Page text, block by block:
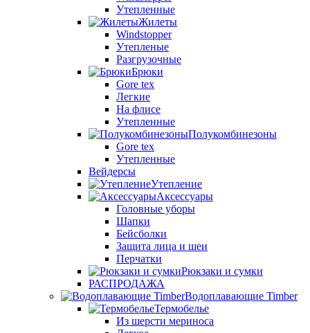
Утепленные
Жилеты
Windstopper
Утепленые
Разгрузочные
Брюки
Gore tex
Легкие
На флисе
Утепленные
Полукомбинезоны
Gore tex
Утепленные
Вейдерсы
Утепление
Аксессуары
Головные уборы
Шапки
Бейсболки
Защита лица и шеи
Перчатки
Рюкзаки и сумки
РАСПРОДАЖА
Водоплавающие Timber
Термобелье
Из шерсти мериноса